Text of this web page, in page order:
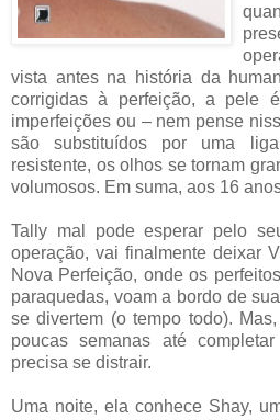
vista antes na história da
corrigidas à perfeição, a pele
imperfeições ou – nem pense
são substituídos por uma
resistente, os olhos se tornam
volumosos. Em suma, aos 16
Tally mal pode esperar pelo
operação, vai finalmente deixar
Nova Perfeição, onde os
paraquedas, voam a bordo de
se divertem (o tempo todo).
poucas semanas até
precisa se distrair.
Uma noite, ela conhece Shay,